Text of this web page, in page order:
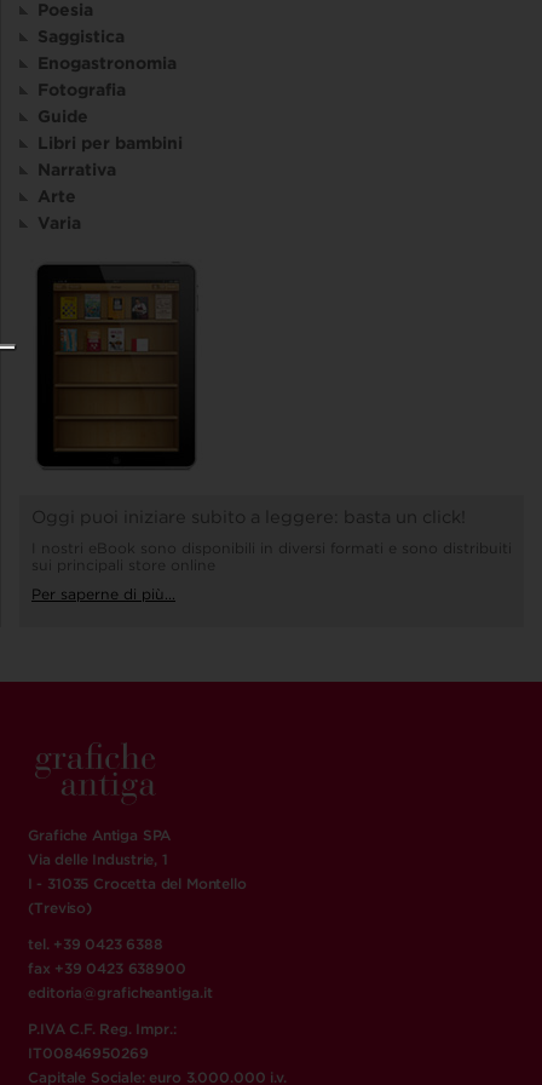
Poesia
Saggistica
Enogastronomia
Fotografia
Guide
Libri per bambini
Narrativa
Arte
Varia
Oggi puoi iniziare subito a leggere: basta un click!
I nostri eBook sono disponibili in diversi formati e sono distribuiti
sui principali store online
Per saperne di più...
Grafiche Antiga SPA
Via delle Industrie, 1
I - 31035 Crocetta del Montello
(Treviso)
tel. +39 0423 6388
fax +39 0423 638900
editoria@graficheantiga.it
P.IVA C.F. Reg. Impr.:
IT00846950269
Capitale Sociale: euro 3.000.000 i.v.